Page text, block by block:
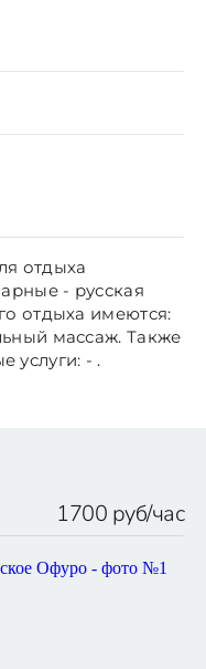
отдыха
- русская
отдыха имеются:
массаж. Также
услуги: - .
1700 руб/час